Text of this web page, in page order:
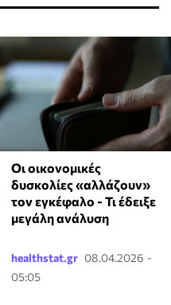
Οι οικονομικές
δυσκολίες «αλλάζουν»
τον εγκέφαλο - Τι έδειξε
μεγάλη ανάλυση
healthstat.gr 08.04.2026 -
05:05